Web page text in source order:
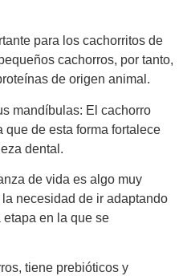
para los cachorritos de
cachorros, por tanto,
de origen animal.
mandíbulas: El cachorro
que de esta forma fortalece
dental.
de vida es algo muy
necesidad de ir adaptando
en la que se
tiene prebióticos y